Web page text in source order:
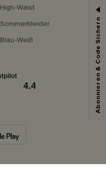
High-Waist
Sommerkleider
Blau-Weiß
4.4 Abonnieren & Code Sichern